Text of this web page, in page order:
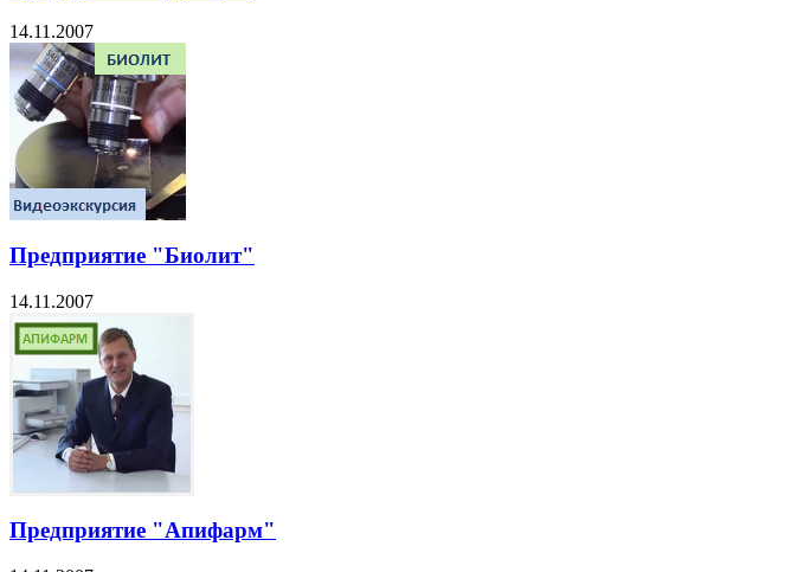
14.11.2007
Предприятие "Биолит"
14.11.2007
Предприятие "Апифарм"